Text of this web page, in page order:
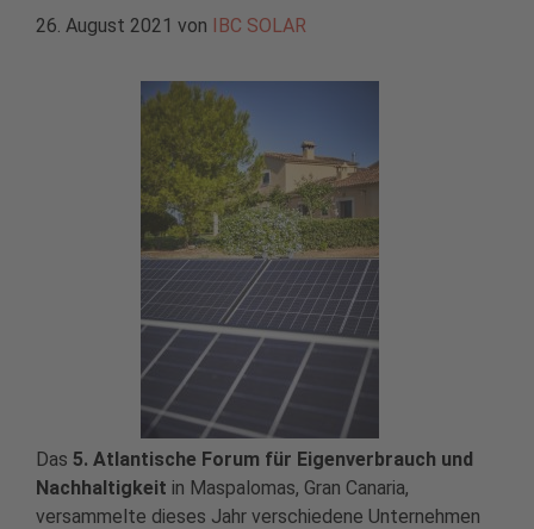
26. August 2021 von IBC SOLAR
Das 5. Atlantische Forum für Eigenverbrauch und
Nachhaltigkeit in Maspalomas, Gran Canaria,
versammelte dieses Jahr verschiedene Unternehmen